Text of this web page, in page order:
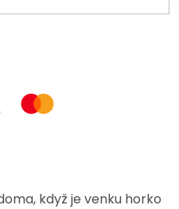
když je venku horko